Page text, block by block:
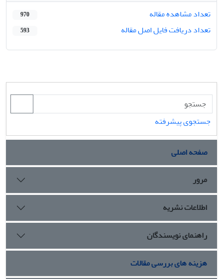
تعداد مشاهده مقاله
970
تعداد دریافت فایل اصل مقاله 593
جستجوی پیشرفته
صفحه اصلی
مرور
اطلاعات نشریه
راهنمای نویسندگان
هزینه های بررسی مقالات